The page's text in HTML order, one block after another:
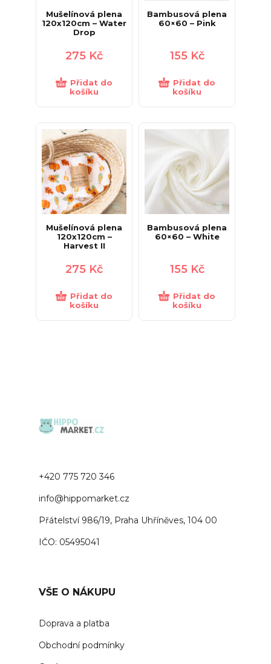
Mušelínová plena
120x120cm – Water
Drop
275 Kč
Přidat do
košíku
Bambusová plena
60×60 – Pink
155 Kč
Přidat do
košíku
Mušelínová plena
120x120cm –
Harvest II
275 Kč
Přidat do
košíku
Bambusová plena
60×60 – White
155 Kč
Přidat do
košíku
+420 775 720 346
info@hippomarket.cz
Přátelství 986/19, Praha Uhříněves, 104 00
IČO: 05495041
VŠE O NÁKUPU
Doprava a platba
Obchodní podmínky